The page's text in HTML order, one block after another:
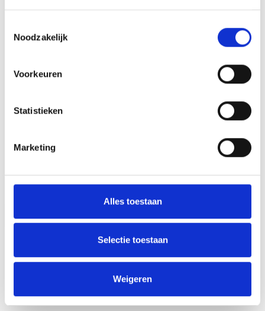
Noodzakelijk
Voorkeuren
Statistieken
Marketing
Alles toestaan
Selectie toestaan
Weigeren
Neem contact op over dit product
Wat onze klanten zeggen
Gemiddelde van 0 review(s)
Help ons en andere klanten door het schrijven van een